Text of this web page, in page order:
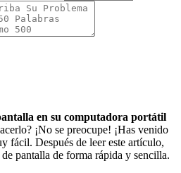
en su computadora portátil
¡No se preocupe! ¡Has venido
fácil. Después de leer este artículo,
pantalla de forma rápida y sencilla.